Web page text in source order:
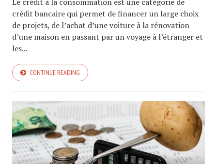
Le crédit à la consommation est une catégorie de
crédit bancaire qui permet de financer un large choix
de projets, de l’achat d’une voiture à la rénovation
d’une maison en passant par un voyage à l’étranger et
les...
CONTINUE READING